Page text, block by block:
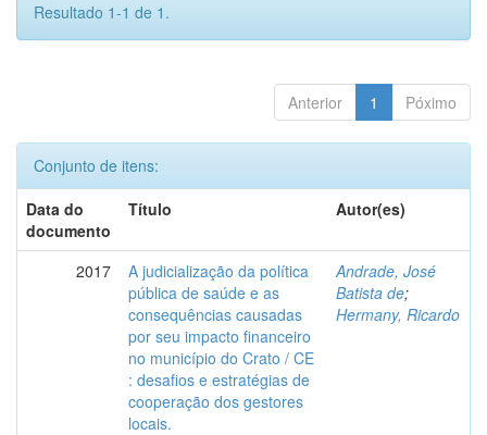
Resultado 1-1 de 1.
Anterior 1 Póximo
Conjunto de itens:
Data do
documento
Título Autor(es)
2017
A judicialização da política
pública de saúde e as
consequências causadas
por seu impacto financeiro
no município do Crato / CE
: desafios e estratégias de
cooperação dos gestores
locais.
Andrade, José
Batista de;
Hermany, Ricardo